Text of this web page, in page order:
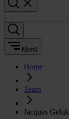
Menü
Home
Team
Jacques Geluk